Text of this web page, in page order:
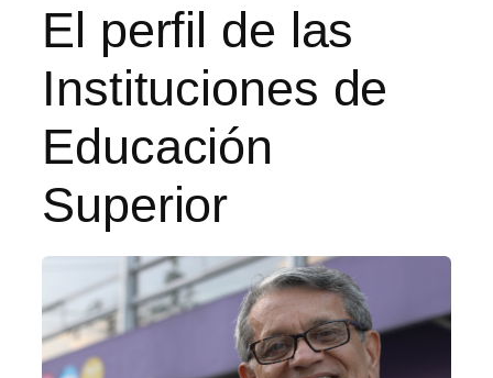
El perfil de las
Instituciones de
Educación
Superior